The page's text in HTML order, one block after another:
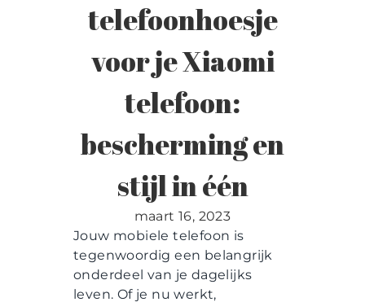
telefoonhoesje
voor je Xiaomi
telefoon:
bescherming en
stijl in één
maart 16, 2023
Jouw mobiele telefoon is
tegenwoordig een belangrijk
onderdeel van je dagelijks
leven. Of je nu werkt,